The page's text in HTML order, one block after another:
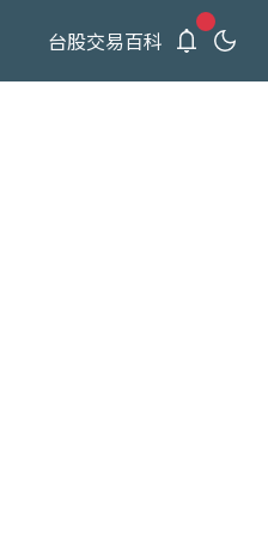
台股交易百科 新通知